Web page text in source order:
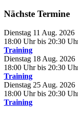
Nächste Termine
Dienstag 11 Aug. 2026
18:00 Uhr bis 20:30
Training
Dienstag 18 Aug. 2026
18:00 Uhr bis 20:30
Training
Dienstag 25 Aug. 2026
18:00 Uhr bis 20:30
Training